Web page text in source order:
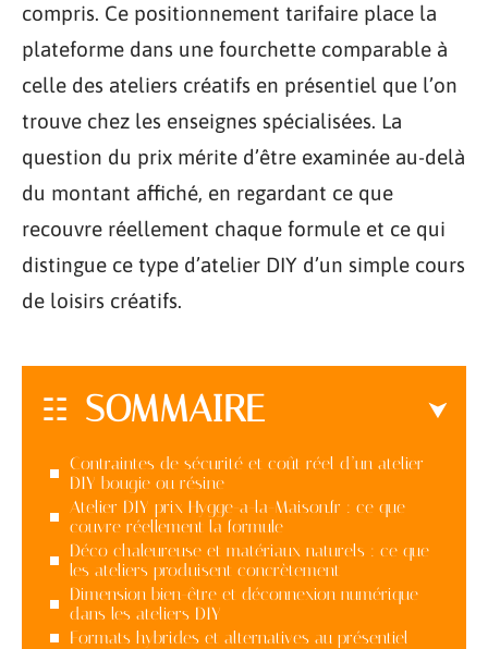
compris. Ce positionnement tarifaire place la
plateforme dans une fourchette comparable à
celle des ateliers créatifs en présentiel que l’on
trouve chez les enseignes spécialisées. La
question du prix mérite d’être examinée au-delà
du montant affiché, en regardant ce que
recouvre réellement chaque formule et ce qui
distingue ce type d’atelier DIY d’un simple cours
de loisirs créatifs.
SOMMAIRE
Contraintes de sécurité et coût réel d’un atelier
DIY bougie ou résine
Atelier DIY prix Hygge-a-la-Maison.fr : ce que
couvre réellement la formule
Déco chaleureuse et matériaux naturels : ce que
les ateliers produisent concrètement
Dimension bien-être et déconnexion numérique
dans les ateliers DIY
Formats hybrides et alternatives au présentiel